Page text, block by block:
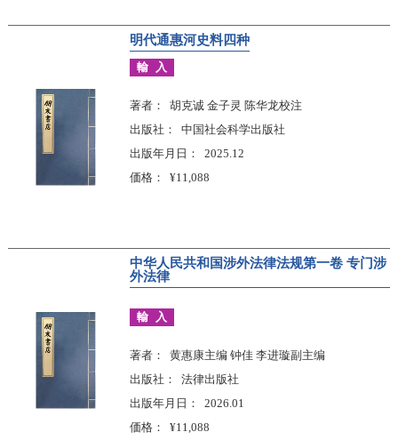
明代通惠河史料四种
輸入
著者
胡克诚 金子灵 陈华龙校注
出版社
中国社会科学出版社
出版年月日
2025.12
価格
¥11,088
中华人民共和国涉外法律法规第一卷 专门涉
外法律
輸入
著者
黄惠康主编 钟佳 李进璇副主编
出版社
法律出版社
出版年月日
2026.01
価格
¥11,088